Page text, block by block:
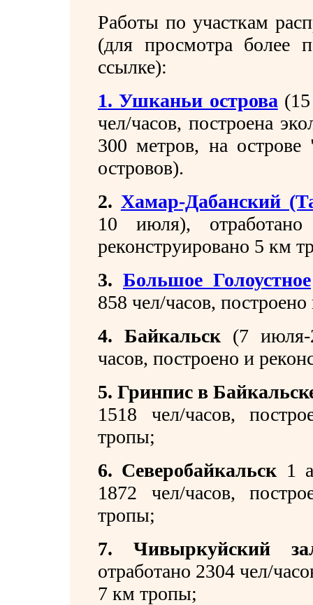
Работы по участкам
(для просмотра более
ссылке):
1. Ушканьи острова
чел/часов, построена
300 метров, на
островов).
2. Хамар-Дабанский
10 июля),
реконструировано 5 км
3. Большое Голоустное
858 чел/часов,
4. Байкальск (7 июля-
часов, построено и
5. Гринпис в
1518 чел/часов,
тропы;
6. Северобайкальск 1
1872 чел/часов,
тропы;
7. Чивыркуйский
отработано 2304 чел/
7 км тропы;